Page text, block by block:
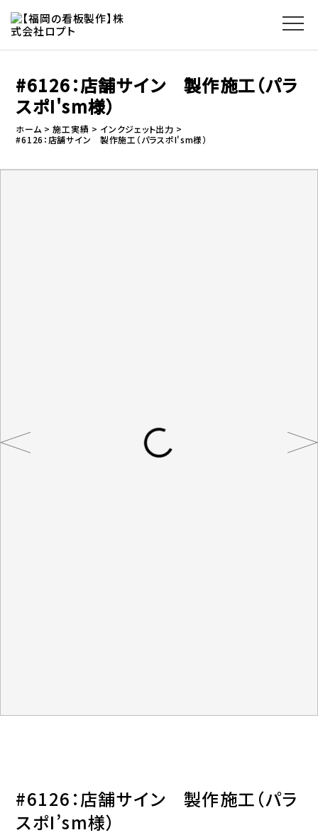
#6126：店舗サイン 製作施工（パラ
スポI'sm様）
ホーム 施工実績
インクジェット出力
#6126：店舗サイン 製作施工（パラスポI'sm様）
#6126：店舗サイン 製作施工（パラ
スポI’sm様）